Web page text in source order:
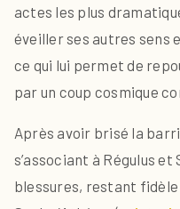
actes les plus
éveiller ses autres sens
ce qui lui permet de
par un coup cosmique
Après avoir brisé la
s’associant à Régulus
blessures, restant